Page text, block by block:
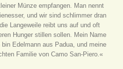
Münze empfangen. Man nennt
und wir sind schlimmer dran
Langeweile reibt uns auf und oft
Hunger stillen sollen. Mein Name
Edelmann aus Padua, und meine
Familie von Camo San-Piero.«